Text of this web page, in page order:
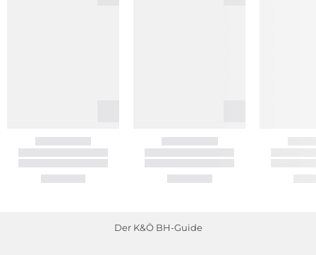
Der K&Ö BH-Guide